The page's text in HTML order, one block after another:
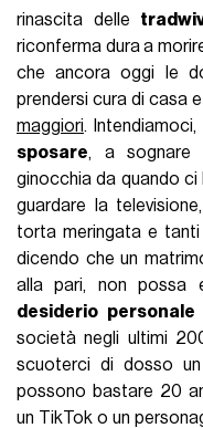
rinascita delle
riconferma dura a
che ancora oggi le
prendersi cura di casa
maggiori. Intendiamoci,
sposare, a sognare
ginocchia da quando ci
guardare la
torta meringata e tanti
dicendo che un
alla pari, non possa
desiderio
società negli ultimi
scuoterci di dosso
possono bastare 20
un TikTok o un